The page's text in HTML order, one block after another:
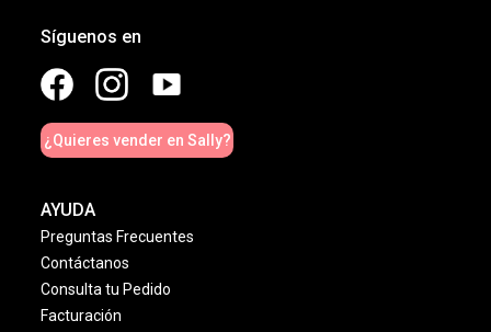
Síguenos en
¿Quieres vender en Sally?
AYUDA
Preguntas Frecuentes
Contáctanos
Consulta tu Pedido
Facturación